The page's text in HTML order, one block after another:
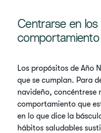
Centrarse en
comportamiento
Los propósitos de Año
que se cumplan. Para
navideño, concéntrese
comportamiento que
en lo que dice la
hábitos saludables